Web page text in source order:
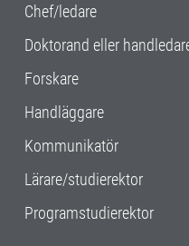
Chef/ledare
Doktorand eller
Forskare
Handläggare
Kommunikatör
Lärare/studierektor
Programstudierektor